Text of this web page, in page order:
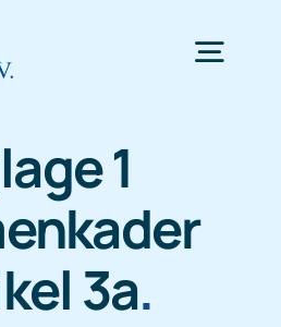
Home
1
3a.